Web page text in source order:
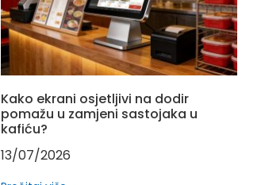
Kako ekrani osjetljivi na dodir
pomažu u zamjeni sastojaka u
kafiću?
13/07/2026